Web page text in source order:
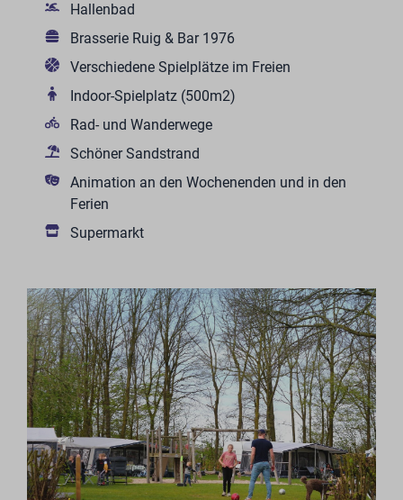
Hallenbad
Brasserie Ruig & Bar 1976
Verschiedene Spielplätze im Freien
Indoor-Spielplatz (500m2)
Rad- und Wanderwege
Schöner Sandstrand
Animation an den Wochenenden und in den
Ferien
Supermarkt